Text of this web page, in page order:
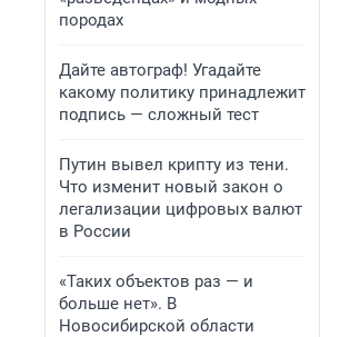
породах
Дайте автограф! Угадайте
какому политику принадлежит
подпись — сложный тест
Путин вывел крипту из тени.
Что изменит новый закон о
легализации цифровых валют
в России
«Таких объектов раз — и
больше нет». В
Новосибирской области